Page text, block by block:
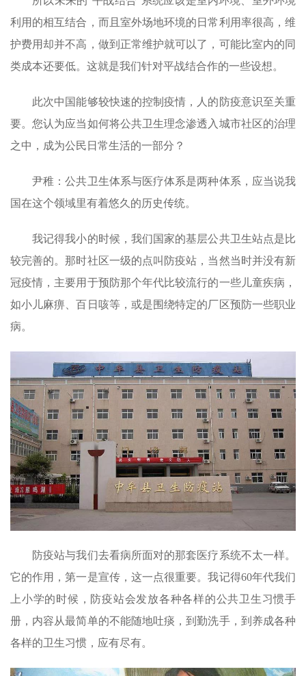
利用的相互结合，而且室外场地环境的日常利用率很高，维
护费用却并不高，做到正常维护就可以了，可能比室内的同
类成本还要低。这就是我们针对平战结合作的一些设想。
此次中国能够较快速的控制疫情，人的防疫意识至关重
要。您认为应当如何将公共卫生理念渗透入城市社区的治理
之中，成为公民日常生活的一部分？
尹稚：公共卫生体系与医疗体系是两种体系，应当说我
国在这个领域里有着悠久的历史传统。
我记得我小的时候，我们国家的基层公共卫生站点是比
较完善的。那时社区一级的点叫防疫站，当然当时并没有新
冠疫情，主要用于预防那个年代比较流行的一些儿童疾病，
如小儿麻痹、百日咳等，或是围绕特定的厂区预防一些职业
病。
防疫站与我们去看病所面对的那套医疗系统不太一样。
它的作用，第一是宣传，这一点很重要。我记得60年代我们
上小学的时候，防疫站会发放各种各样的公共卫生习惯手
册，内容从最简单的不能随地吐痰，到勤洗手，到养成各种
各样的卫生习惯，应有尽有。